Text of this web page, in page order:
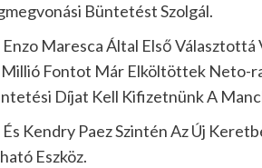
Büntetést Szolgál.
Maresca Által Első
Fontot Már Elköltöttek Neto-
Díjat Kell Kifizetnünk A
Kendry Paez Szintén Az Új
Eszköz.